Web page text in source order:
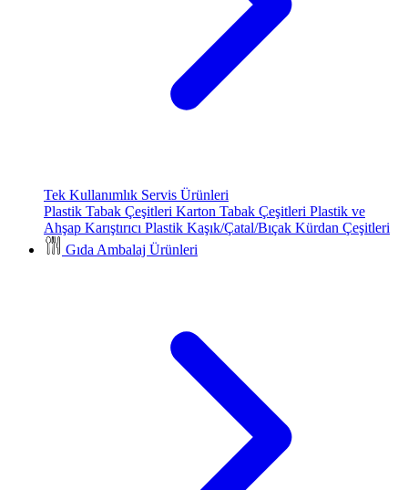
Tek Kullanımlık Servis Ürünleri
Plastik Tabak Çeşitleri Karton Tabak Çeşitleri Plastik ve
Ahşap Karıştırıcı Plastik Kaşık/Çatal/Bıçak Kürdan Çeşitleri
Gıda Ambalaj Ürünleri